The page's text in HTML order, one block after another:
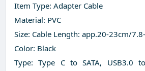
Item Type: Adapter Cable
Material: PVC
Size: Cable Length: app.20-23cm/
Color: Black
Type: Type C to SATA, USB3.0